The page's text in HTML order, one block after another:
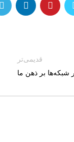
قدیمی‌تر
شبکه‌ها بر ذهن ما